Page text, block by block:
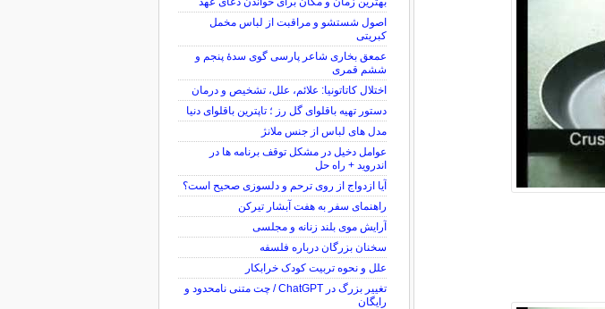
اصول شستشو و مراقبت از لباس مخمل
کبریتی
عمعق بخاری شاعر پارسی گوی سدهٔ پنجم و
ششم قمری
اختلال کاتاتونیا: علائم، علل، تشخیص و درمان
دستور تهیه باقلوای گل رز ؛ تاپترین باقلوای دنیا
مدل های لباس از جنس ملانژ
عوامل دخیل در مشکل توقف برنامه ها در
اندروید + راه حل
آیا ازدواج از روی ترحم و دلسوزی صحیح است؟
راهنمای سفر به هفت آبشار تیرکن
آرایش موی بلند زنانه و مجلسی
سخنان بزرگان درباره فلسفه
علل و نحوه تربیت کودک خرابکار
تغییر بزرگ در ChatGPT / چت متنی نامحدود و
رایگان